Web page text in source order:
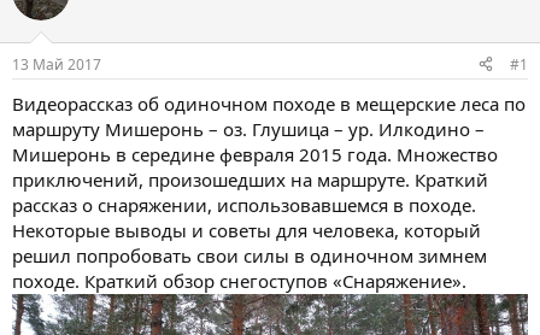
13 Май 2017 #1
Видеорассказ об одиночном походе в мещерские леса по
маршруту Мишеронь – оз. Глушица – ур. Илкодино –
Мишеронь в середине февраля 2015 года. Множество
приключений, произошедших на маршруте. Краткий
рассказ о снаряжении, использовавшемся в походе.
Некоторые выводы и советы для человека, который
решил попробовать свои силы в одиночном зимнем
походе. Краткий обзор снегоступов «Снаряжение».